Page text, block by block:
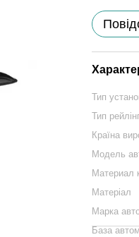
Тип
Тип
Країна
Модель
Материал
Матеріал
Марка
База